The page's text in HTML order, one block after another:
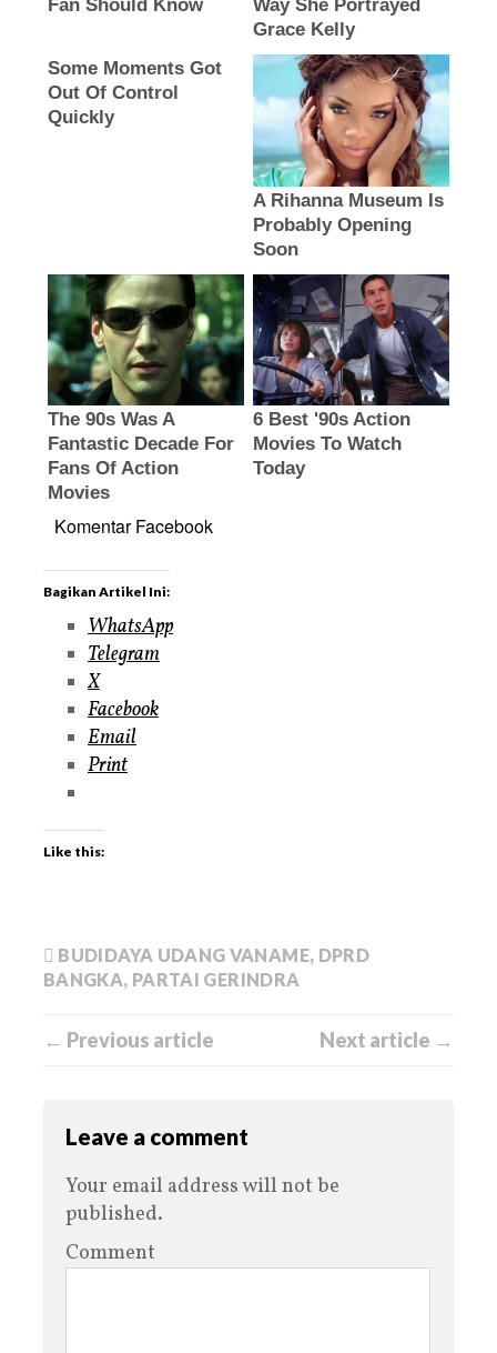
Komentar Facebook
Bagikan Artikel Ini:
WhatsApp
Telegram
X
Facebook
Email
Print
Like this:
BUDIDAYA UDANG VANAME, DPRD
BANGKA, PARTAI GERINDRA
← Previous article Next article →
Leave a comment
Your email address will not be
published.
Comment